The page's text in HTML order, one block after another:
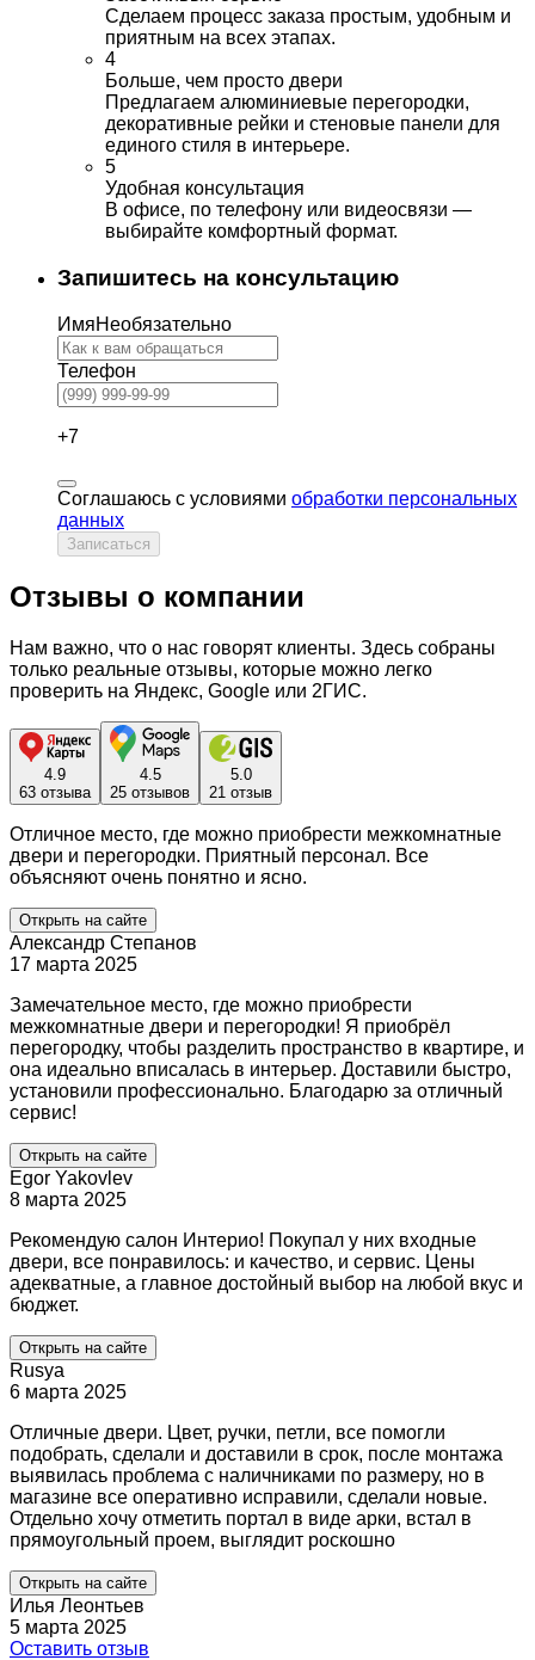
Сделаем процесс заказа простым, удобным и
приятным на всех этапах.
4
Больше, чем просто двери
Предлагаем алюминиевые перегородки,
декоративные рейки и стеновые панели для
единого стиля в интерьере.
5
Удобная консультация
В офисе, по телефону или видеосвязи —
выбирайте комфортный формат.
Запишитесь на консультацию
ИмяНеобязательно
Телефон
+7
Соглашаюсь с условиями обработки персональных
данных
Записаться
Отзывы о компании
Нам важно, что о нас говорят клиенты. Здесь собраны
только реальные отзывы, которые можно легко
проверить на Яндекс, Google или 2ГИС.
4.9
63 отзыва
4.5
25 отзывов
5.0
21 отзыв
Отличное место, где можно приобрести межкомнатные
двери и перегородки. Приятный персонал. Все
объясняют очень понятно и ясно.
Открыть на сайте
Александр Степанов
17 марта 2025
Замечательное место, где можно приобрести
межкомнатные двери и перегородки! Я приобрёл
перегородку, чтобы разделить пространство в квартире, и
она идеально вписалась в интерьер. Доставили быстро,
установили профессионально. Благодарю за отличный
сервис!
Открыть на сайте
Egor Yakovlev
8 марта 2025
Рекомендую салон Интерио! Покупал у них входные
двери, все понравилось: и качество, и сервис. Цены
адекватные, а главное достойный выбор на любой вкус и
бюджет.
Открыть на сайте
Rusya
6 марта 2025
Отличные двери. Цвет, ручки, петли, все помогли
подобрать, сделали и доставили в срок, после монтажа
выявилась проблема с наличниками по размеру, но в
магазине все оперативно исправили, сделали новые.
Отдельно хочу отметить портал в виде арки, встал в
прямоугольный проем, выглядит роскошно
Открыть на сайте
Илья Леонтьев
5 марта 2025
Оставить отзыв